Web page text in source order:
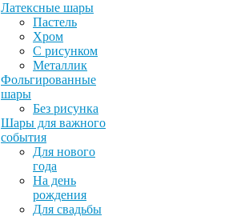
Латексные шары
Пастель
Хром
С рисунком
Металлик
Фольгированные
шары
Без рисунка
Шары для важного
события
Для нового
года
На день
рождения
Для свадьбы